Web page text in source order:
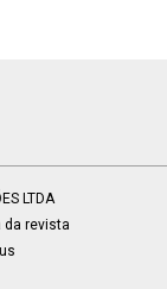
LTDA
revista